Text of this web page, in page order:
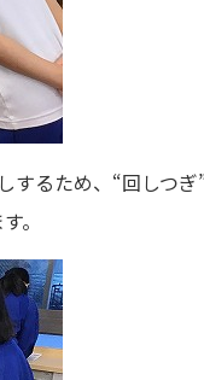
るため、“回しつ
。